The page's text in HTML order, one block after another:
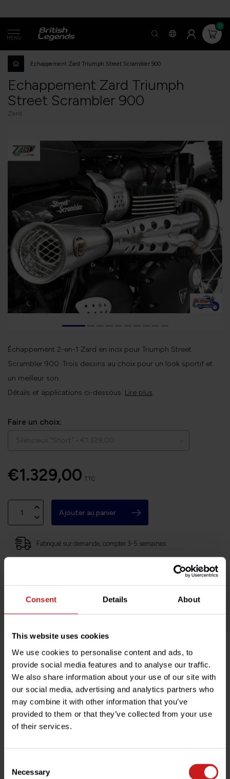
Consent Details About
This website uses cookies
We use cookies to personalise content and ads, to
provide social media features and to analyse our traffic.
We also share information about your use of our site with
our social media, advertising and analytics partners who
may combine it with other information that you’ve
provided to them or that they’ve collected from your use
of their services.
Selection
Necessary
MENU
0
Echappement Zard Triumph Street Scrambler 900
Echappement Zard Triumph
Street Scrambler 900
Zard
Échappement 2-en-1 Zard en inox pour Triumph Street
Scrambler 900. Trois dessins au choix pour un look sportif et
un meilleur son.
Détails et applications ci-dessous. Lire plus.
Faire un choix:
€1.329,00 TTC
Ajouter au panier
Fabriqué sur demande, compter 3-5 semaines
Retours faciles et sans histoires
Des milliers de clients satisfaits!
Description du produit
Spécifications
Besoin d'aide avec votre commande ? N'hésitez pas à
info@britishlegends.fr
. Nous serons ravis de vous aider !